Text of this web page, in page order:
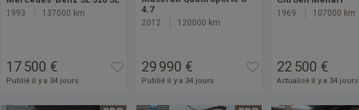
1993 137000 km
17 500 €
Publié il y a 34 jours
4.7
2012 120000 km
29 990 €
Publié il y a 34 jours
1969 107000 km
22 500 €
Actualisé il y a 34 jours